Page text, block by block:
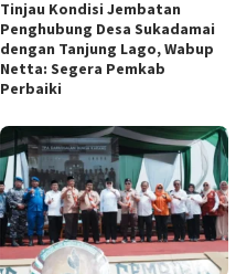
Tinjau Kondisi Jembatan
Penghubung Desa Sukadamai
dengan Tanjung Lago, Wabup
Netta: Segera Pemkab
Perbaiki